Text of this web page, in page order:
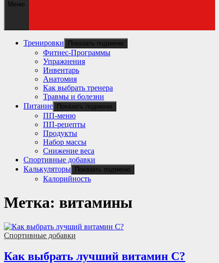
Меню
Тренировки Показать подменю
Фитнес-Программы
Упражнения
Инвентарь
Анатомия
Как выбрать тренера
Травмы и болезни
Питание
Показать подменю
ПП-меню
ПП-рецепты
Продукты
Набор массы
Снижение веса
Спортивные добавки
Калькуляторы
Показать подменю
Калорийность
Метка: витамины
Спортивные добавки
Как выбрать лучший витамин С?